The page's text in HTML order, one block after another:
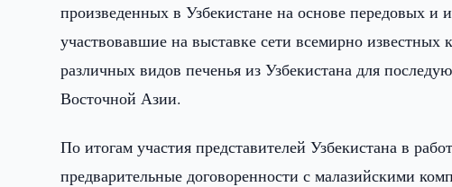
произведенных в Узбекистане на основе передовых
участвовавшие на выставке сети всемирно известных
различных видов печенья из Узбекистана для
Восточной Азии.
По итогам участия представителей Узбекистана в
предварительные договоренности с малазийскими